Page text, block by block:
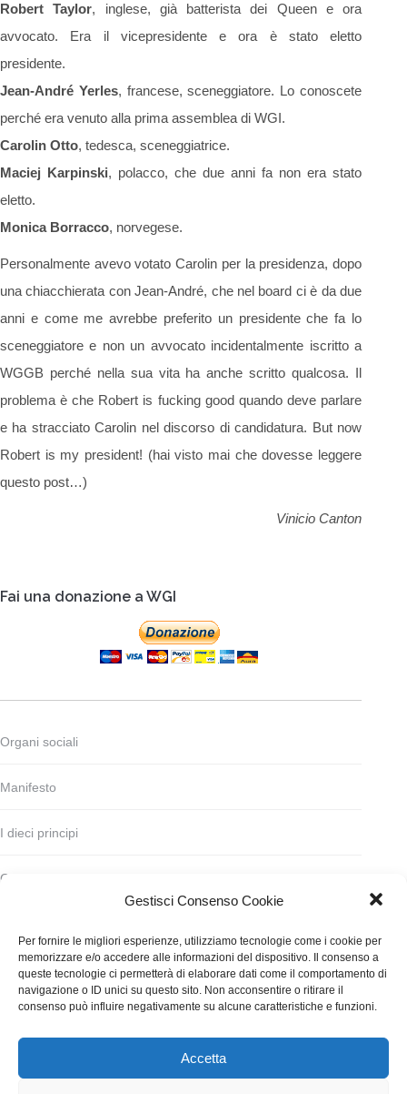
Gestisci Consenso Cookie
Per fornire le migliori esperienze, utilizziamo tecnologie come i cookie per
memorizzare e/o accedere alle informazioni del dispositivo. Il consenso a
queste tecnologie ci permetterà di elaborare dati come il comportamento di
navigazione o ID unici su questo sito. Non acconsentire o ritirare il
consenso può influire negativamente su alcune caratteristiche e funzioni.
Accetta
Robert Taylor, inglese, già batterista dei Queen e ora
avvocato. Era il vicepresidente e ora è stato eletto
presidente.
Jean-André Yerles, francese, sceneggiatore. Lo conoscete
perché era venuto alla prima assemblea di WGI.
Carolin Otto, tedesca, sceneggiatrice.
Maciej Karpinski, polacco, che due anni fa non era stato
eletto.
Monica Borracco, norvegese.
Personalmente avevo votato Carolin per la presidenza, dopo
una chiacchierata con Jean-André, che nel board ci è da due
anni e come me avrebbe preferito un presidente che fa lo
sceneggiatore e non un avvocato incidentalmente iscritto a
WGGB perché nella sua vita ha anche scritto qualcosa. Il
problema è che Robert is fucking good quando deve parlare
e ha stracciato Carolin nel discorso di candidatura. But now
Robert is my president! (hai visto mai che dovesse leggere
questo post…)
Vinicio Canton
Fai una donazione a WGI
Organi sociali
Manifesto
I dieci principi
Codice deontologico
Finanziamento
Contatti